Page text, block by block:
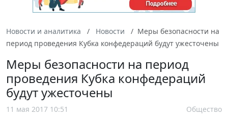
Новости и аналитика Новости
Меры безопасности на
период проведения Кубка конфедераций будут ужесточены
Меры безопасности на период
проведения Кубка конфедераций
будут ужесточены
11 мая 2017 10:51 Общество